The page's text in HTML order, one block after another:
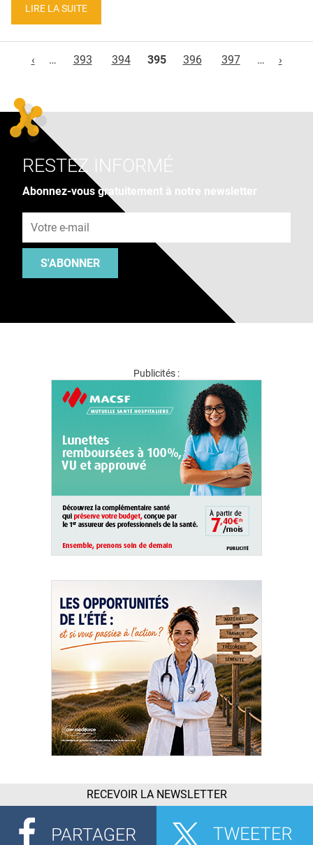
LIRE LA SUITE
‹
… 393 394 395 396 397 … ›
RESTEZ INFORMÉ
Abonnez-vous gratuitement à notre newsletter
S'ABONNER
Publicités :
RECEVOIR LA NEWSLETTER